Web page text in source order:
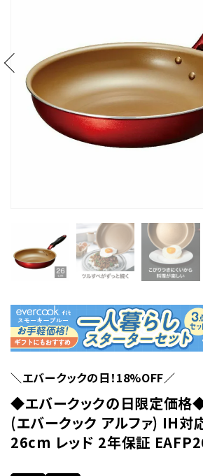
＼エバークックの日！18%OFF／
◆エバークックの日限定価
(エバークック アルファ) IH対
26cm レッド 2年保証